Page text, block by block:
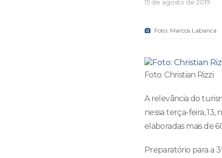
15 de agosto de 2019
Foto: Marcos Labanca
Foto: Christian Rizzi
A relevância do
nessa terça-feira,
elaboradas mais de
Preparatório para a